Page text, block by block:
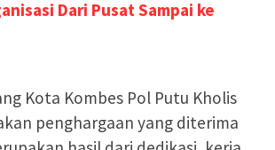
Dari Pusat Sampai ke
Kota Kombes Pol Putu Kholis
penghargaan yang diterima